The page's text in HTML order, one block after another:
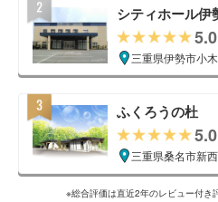
シティホール伊
5.0
三重県伊勢市小
ふくろうの杜
5.0
三重県桑名市新
※総合評価は直近2年のレビュー付き